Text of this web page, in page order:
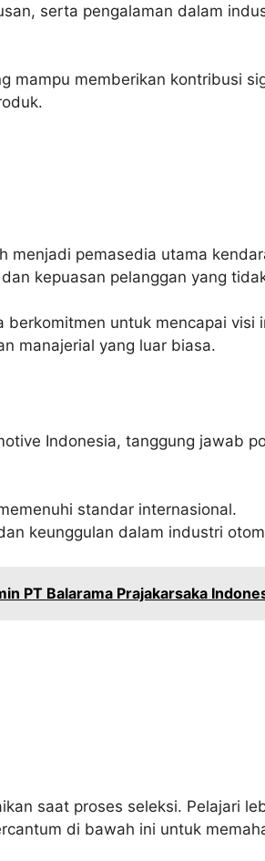
serta pengalaman dalam
mampu memberikan kontribusi
menjadi pemasedia utama
kepuasan pelanggan yang
berkomitmen untuk mencapai visi
manajerial yang luar biasa.
Indonesia, tanggung jawab
standar internasional.
keunggulan dalam industri
PT Balarama Prajakarsaka
saat proses seleksi. Pelajari
di bawah ini untuk